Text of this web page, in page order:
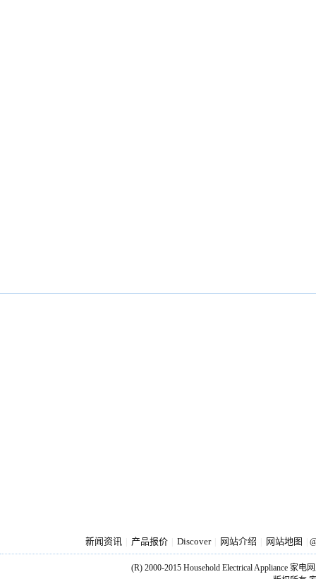
新闻资讯 产品报价 Discover 网站介绍 网站地图
(R) 2000-2015 Household Electrical Appliance 家电